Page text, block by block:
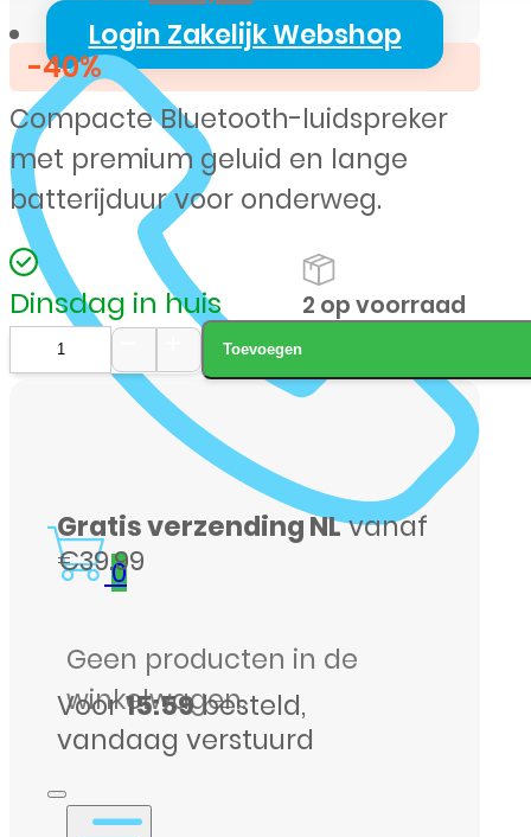
Login Zakelijk Webshop
0
Geen producten in de
winkelwagen.
prijs
was:
€ 29,99.
prijs
is:
€ 17,99.
-40%
Compacte Bluetooth-luidspreker
met premium geluid en lange
batterijduur voor onderweg.
Dinsdag in huis
Xssive
(XSS-
BSP12)
aantal
Toevoegen
2 op voorraad
Gratis verzending NLvanaf
€39.99
Voor15:59besteld,
vandaag verstuurd